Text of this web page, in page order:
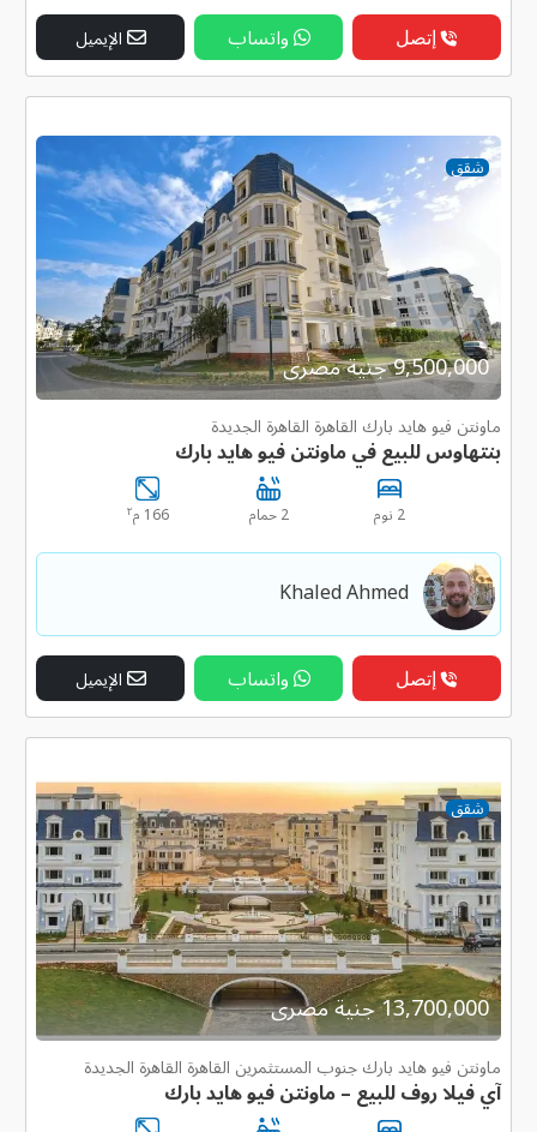
إتصل واتساب الإيميل
شقق
9,500,000 جنية مصرى
ماونتن فيو هايد بارك القاهرة القاهرة الجديدة
بنتهاوس للبيع في ماونتن فيو هايد بارك
2 نوم 2 حمام 166 م ٢
Khaled Ahmed
إتصل واتساب الإيميل
شقق
13,700,000 جنية مصرى
ماونتن فيو هايد بارك جنوب المستثمرين القاهرة القاهرة الجديدة
آي فيلا روف للبيع – ماونتن فيو هايد بارك